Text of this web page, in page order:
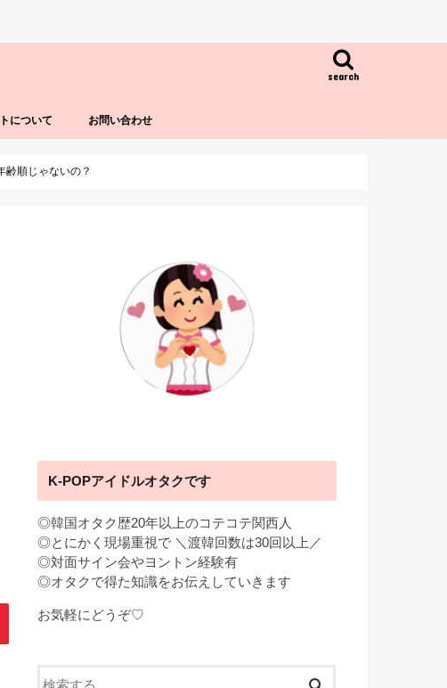
search
について お問い合わせ
齢順じゃないの？
K-POPアイドルオタクです
◎韓国オタク歴20年以上のコテコテ関西人
◎とにかく現場重視で ＼渡韓回数は30回以上／
◎対面サイン会やヨントン経験有
◎オタクで得た知識をお伝えしていきます
お気軽にどうぞ♡